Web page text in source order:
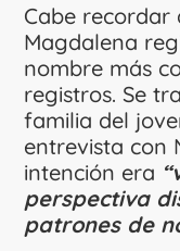
Cabe recordar
Magdalena
nombre más
registros. Se
familia del
entrevista con
intención era
perspectiva
patrones de